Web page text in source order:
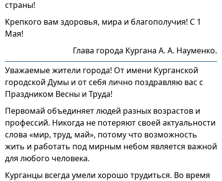
страны!
Крепкого вам здоровья, мира и благополучия! С 1
Мая!
Глава города Кургана А. А. Науменко.
Уважаемые жители города! От имени Курганской
городской Думы и от себя лично поздравляю вас с
Праздником Весны и Труда!
Первомай объединяет людей разных возрастов и
профессий. Никогда не потеряют своей актуальности
слова «мир, труд, май», потому что возможность
жить и работать под мирным небом является важной
для любого человека.
Курганцы всегда умели хорошо трудиться. Во время